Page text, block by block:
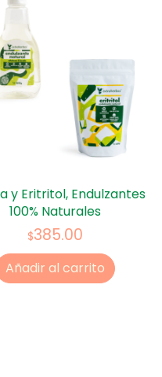
y Eritritol, Endulzantes
100% Naturales
$385.00
Añadir al carrito